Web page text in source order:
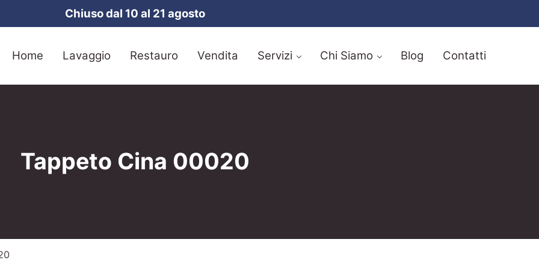
Chiuso dal 10 al 21 agosto
Home Lavaggio Restauro Vendita Servizi Chi Siamo Blog Contatti
Tappeto Cina 00020